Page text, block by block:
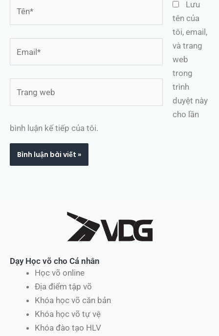
Lưu
tên của
tôi, email,
và trang
web
trong
trình
duyệt này
cho lần
bình luận kế tiếp của tôi.
Dạy Học võ cho Cá nhân
Học võ online
Địa điểm tập võ
Khóa học võ căn bản
Khóa học võ tự vệ
Khóa đào tạo HLV